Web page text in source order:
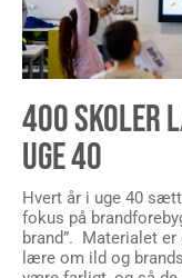
400 SKOLER
UGE 40
Hvert år i uge 40
fokus på
brand”. Materialet
lære om ild og